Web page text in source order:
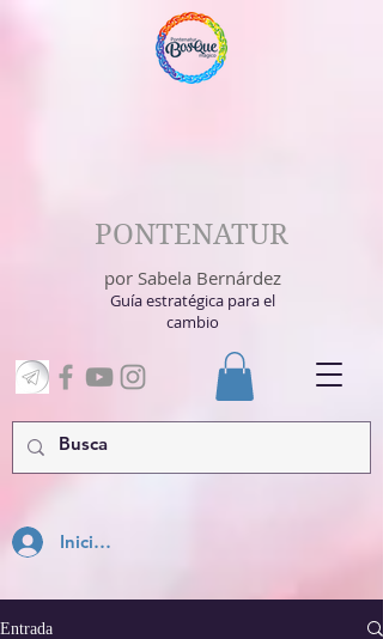
Inicia Sesión
PONTENATUR
por Sabela Bernárdez
Guía estratégica para el
cambio
Entrada